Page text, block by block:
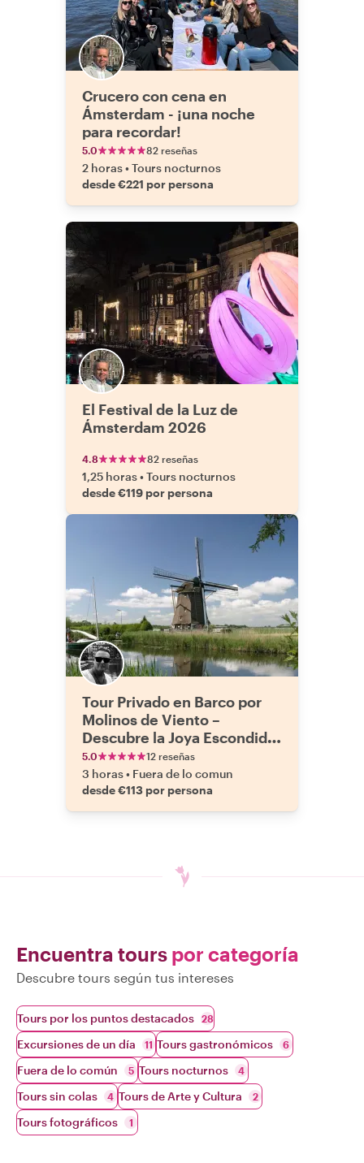
Crucero con cena en
Ámsterdam - ¡una noche
para recordar!
5.0 82 reseñas
2 horas•Tours nocturnos
desde €221 por persona
El Festival de la Luz de
Ámsterdam 2026
4.8 82 reseñas
1,25 horas•Tours nocturnos
desde €119 por persona
Tour Privado en Barco por
Molinos de Viento –
Descubre la Joya Escondida
de Holanda
5.0 12 reseñas
3 horas• Fuera de lo comun
desde €113 por persona
Encuentra tours por categoría
Descubre tours según tus intereses
Tours por los puntos destacados 28
Excursiones de un día 11 Tours gastronómicos 6
Fuera de lo común 5 Tours nocturnos 4
Tours sin colas 4 Tours de Arte y Cultura 2
Tours fotográficos 1